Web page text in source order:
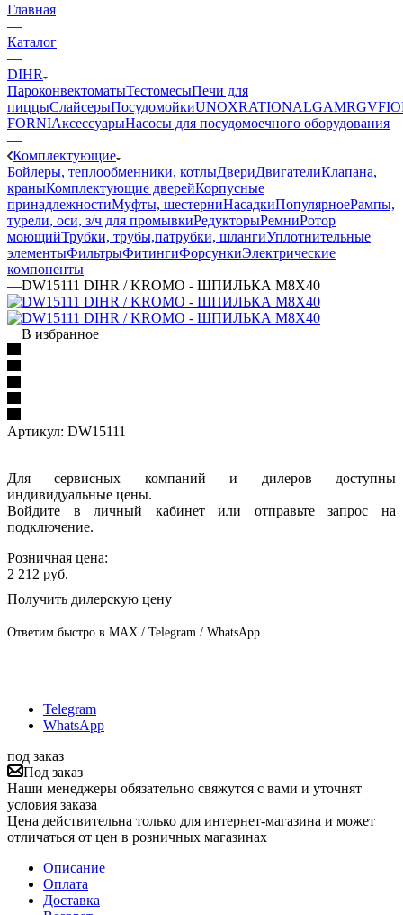
Главная
—
Каталог
—
DIHR
ПароконвектоматыТестомесыПечи для
пиццыСлайсерыПосудомойкиUNOXRATIONALGAMRGV
FORNIАксессуарыНасосы для посудомоечного оборудования
—
Комплектующие
Бойлеры, теплообменники, котлыДвериДвигателиКлапана,
краныКомплектующие дверейКорпусные
принадлежностиМуфты, шестерниНасадкиПопулярноеРампы,
турели, оси, з/ч для промывкиРедукторыРемниРотор
моющийТрубки, трубы,патрубки, шлангиУплотнительные
элементыФильтрыФитингиФорсункиЭлектрические
компоненты
—DW15111 DIHR / KROMO - ШПИЛЬКА M8X40
В избранное
Артикул: DW15111
Для сервисных компаний и дилеров доступны
индивидуальные цены.
Войдите в личный кабинет или отправьте запрос на
подключение.
Розничная цена:
2 212 руб.
Получить дилерскую цену
Ответим быстро в MAX / Telegram / WhatsApp
Telegram
WhatsApp
под заказ
Под заказ
Наши менеджеры обязательно свяжутся с вами и уточнят
условия заказа
Цена действительна только для интернет-магазина и может
отличаться от цен в розничных магазинах
Описание
Оплата
Доставка